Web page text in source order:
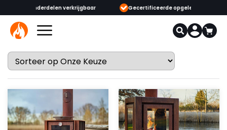
Gecertificeerde opgeleide adviseurs & monteurs